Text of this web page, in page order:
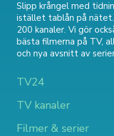
Slipp krångel med
istället tablån på
200 kanaler. Vi gör
bästa filmerna på TV,
och nya avsnitt av
TV24
TV kanaler
Filmer & serier